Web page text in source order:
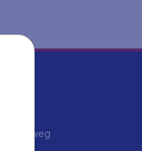
weg